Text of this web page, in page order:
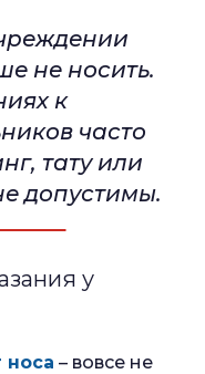
не носить.
к
часто
тату или
допустимы.
у
носа – вовсе не